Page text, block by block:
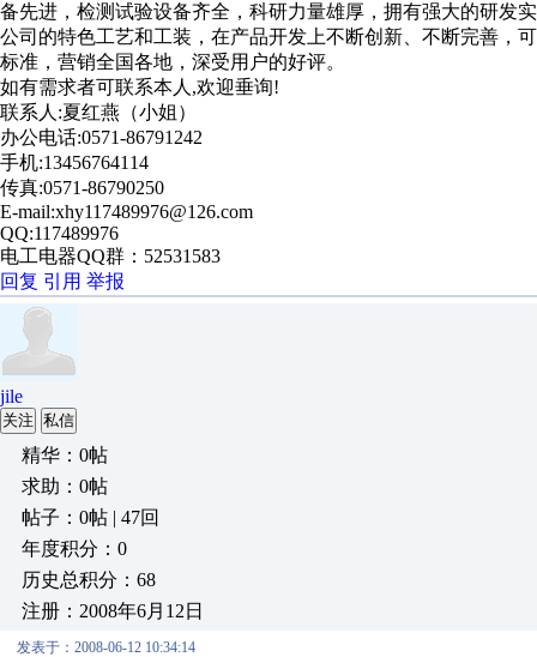
备先进，检测试验设备齐全，科研力量雄厚，拥有强大的研发
公司的特色工艺和工装，在产品开发上不断创新、不断完善，
标准，营销全国各地，深受用户的好评。
如有需求者可联系本人,欢迎垂询!
联系人:夏红燕（小姐）
办公电话:0571-86791242
手机:13456764114
传真:0571-86790250
E-mail:xhy117489976@126.com
QQ:117489976
电工电器QQ群：52531583
回复 引用 举报
jile
关注 私信
精华：0帖
求助：0帖
帖子：0帖 | 47回
年度积分：0
历史总积分：68
注册：2008年6月12日
发表于：2008-06-12 10:34:14